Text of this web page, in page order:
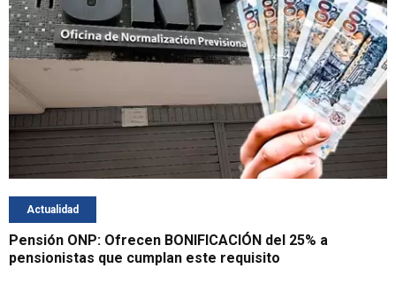
Actualidad
Pensión ONP: Ofrecen BONIFICACIÓN del 25% a
pensionistas que cumplan este requisito